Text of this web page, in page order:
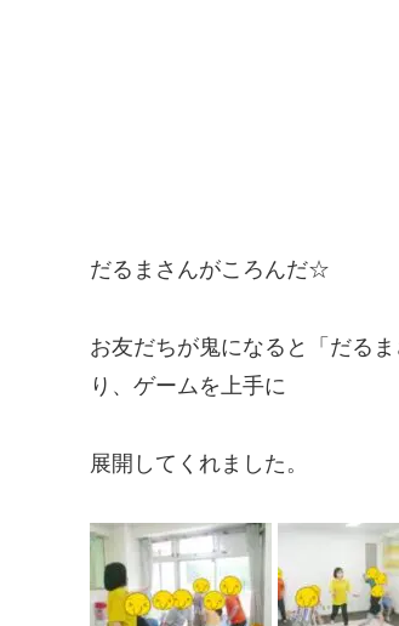
だるまさんがころんだ☆
お友だちが鬼になると「だる
り、ゲームを上手に
展開してくれました。